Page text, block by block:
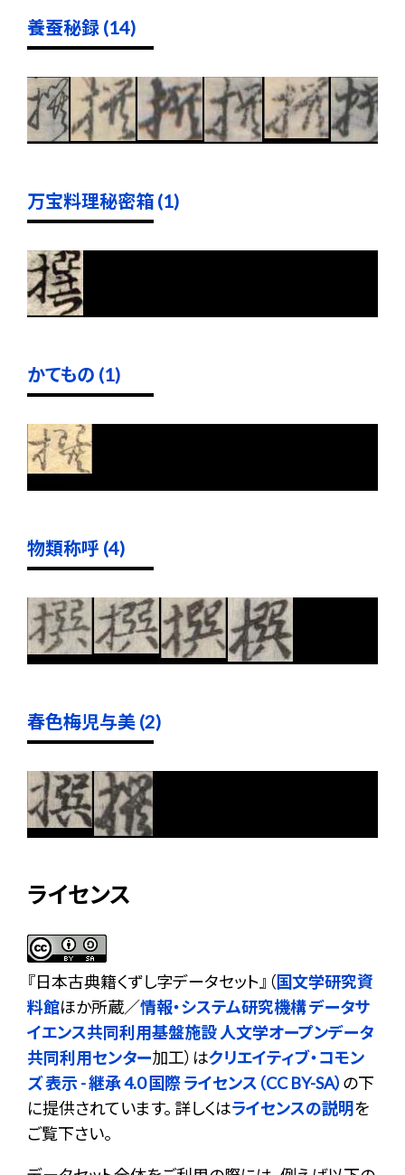
養蚕秘録 (14)
万宝料理秘密箱 (1)
かてもの (1)
物類称呼 (4)
春色梅児与美 (2)
ライセンス
『日本古典籍くずし字データセット 』（国文学研究資
料館ほか所蔵／情報・システム研究機構 データサ
イエンス共同利用基盤施設 人文学オープンデータ
共同利用センター加工）はクリエイティブ・コモン
ズ 表示 - 継承 4.0 国際 ライセンス（CC BY-SA） の下
に提供されています。 詳しくはライセンスの説明を
ご覧下さい。